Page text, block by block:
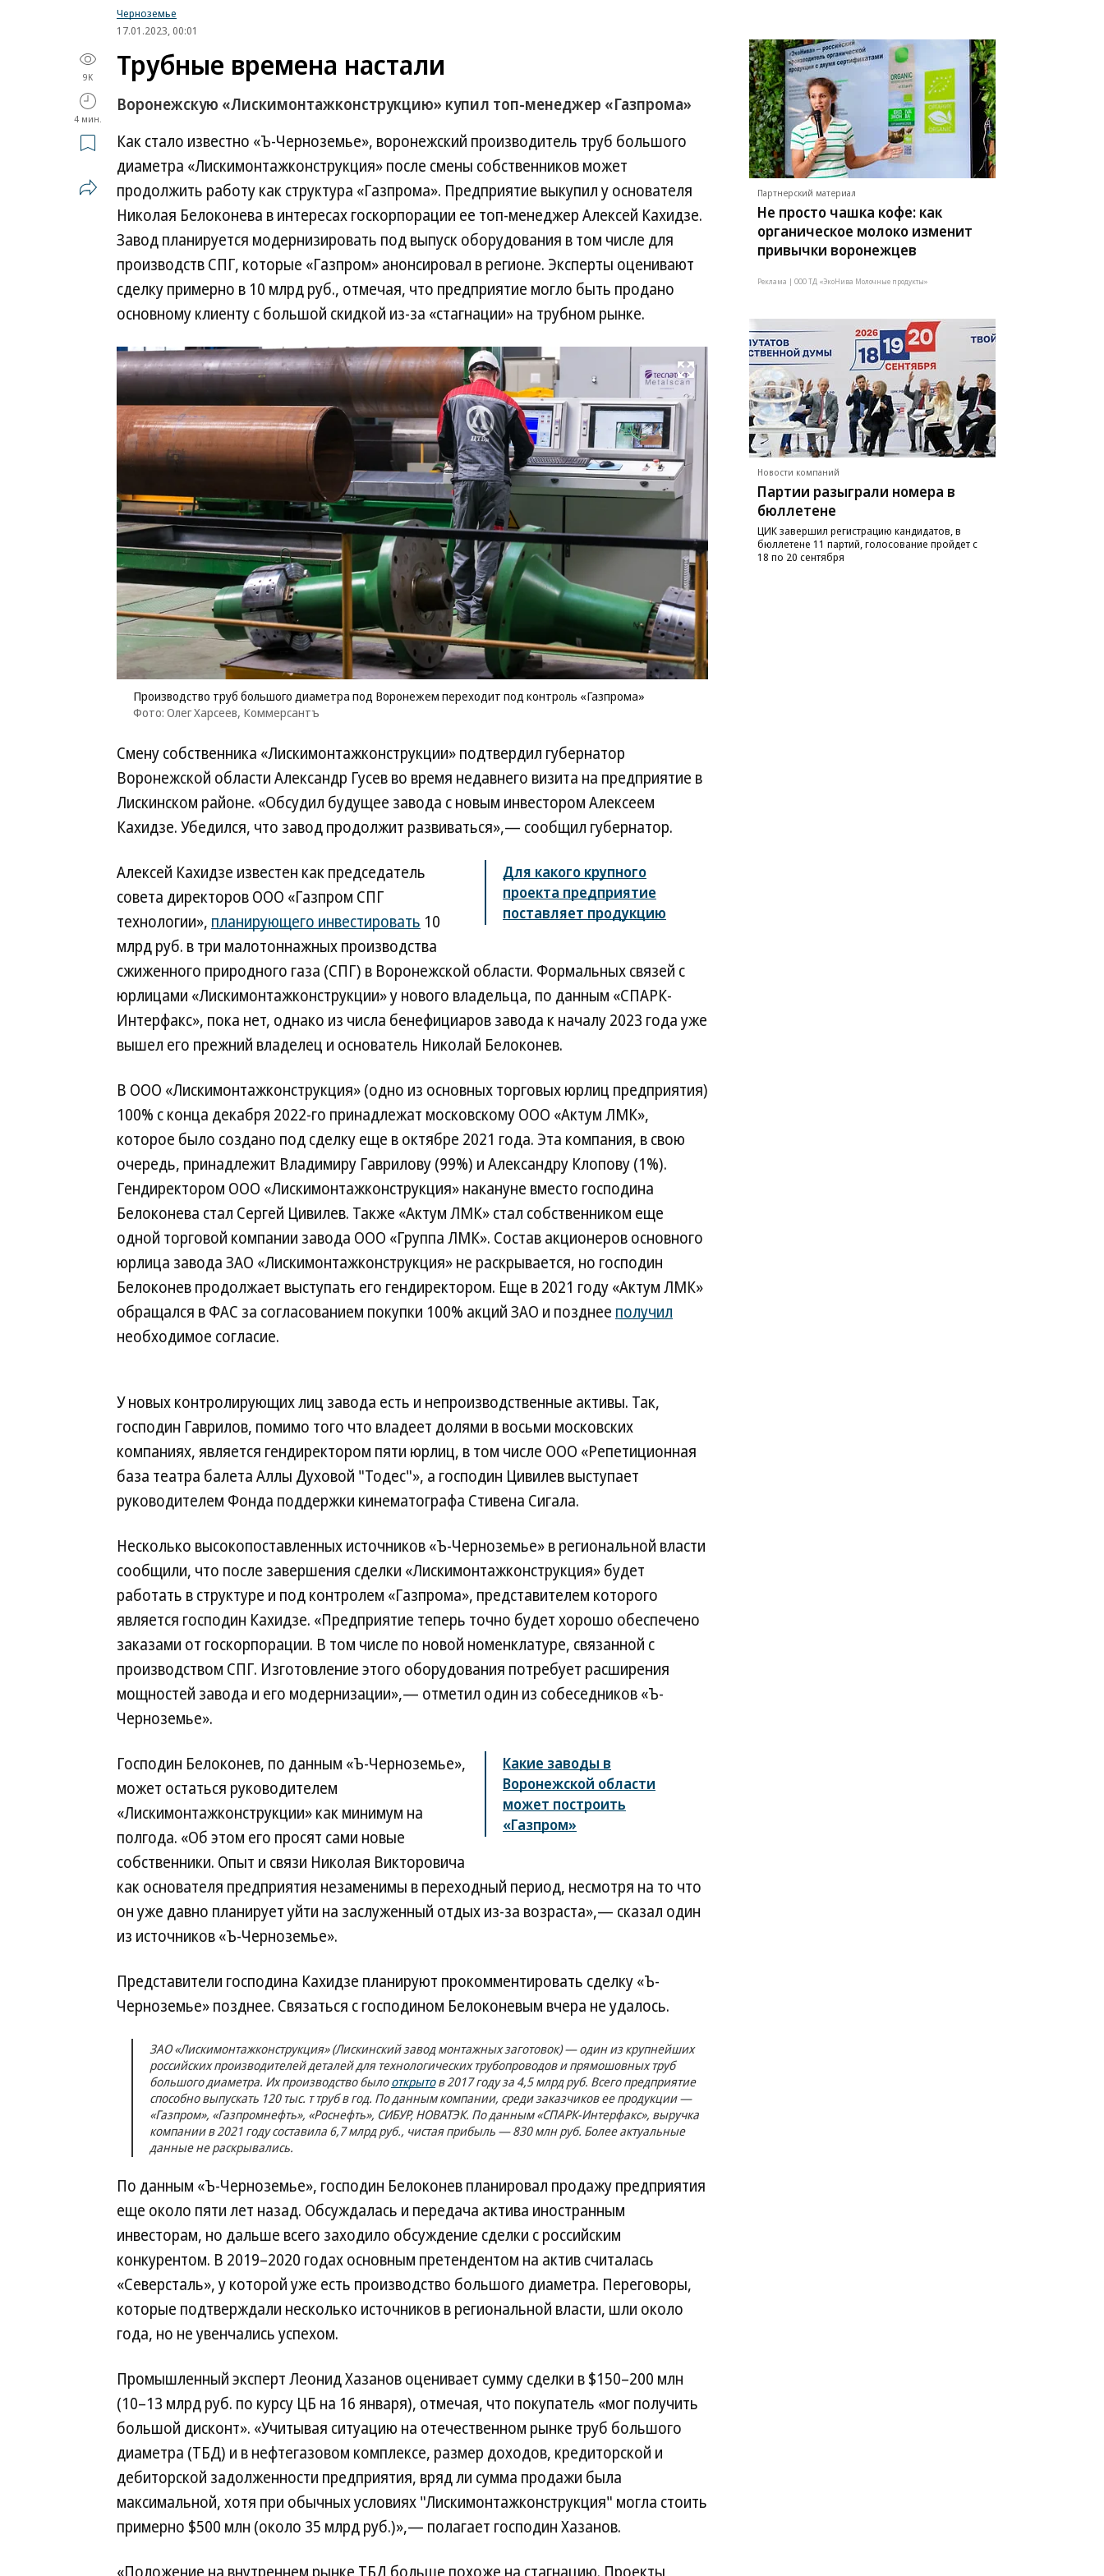
Черноземье
17.01.2023, 00:01
9K
4 мин.
Трубные времена настали
Воронежскую «Лискимонтажконструкцию» купил топ-менеджер «Газпрома»
Как стало известно «Ъ-Черноземье», воронежский производитель труб большого
диаметра «Лискимонтажконструкция» после смены собственников может
продолжить работу как структура «Газпрома». Предприятие выкупил у основателя
Николая Белоконева в интересах госкорпорации ее топ-менеджер Алексей Кахидзе.
Завод планируется модернизировать под выпуск оборудования в том числе для
производств СПГ, которые «Газпром» анонсировал в регионе. Эксперты оценивают
сделку примерно в 10 млрд руб., отмечая, что предприятие могло быть продано
основному клиенту с большой скидкой из-за «стагнации» на трубном рынке.
Развернуть на весь экран
Производство труб большого диаметра под Воронежем переходит под контроль «Газпрома»
Фото: Олег Харсеев, Коммерсантъ
Производство
большого
диаметра
Воронежем
переходит
контроль
«Газпрома»
Смену собственника «Лискимонтажконструкции» подтвердил губернатор
Воронежской области Александр Гусев во время недавнего визита на предприятие в
Лискинском районе. «Обсудил будущее завода с новым инвестором Алексеем
Кахидзе. Убедился, что завод продолжит развиваться»,— сообщил губернатор.
Для какого крупного
проекта предприятие
поставляет продукцию
Алексей Кахидзе известен как председатель
совета директоров ООО «Газпром СПГ
технологии», планирующего инвестировать 10
млрд руб. в три малотоннажных производства
сжиженного природного газа (СПГ) в Воронежской области. Формальных связей с
юрлицами «Лискимонтажконструкции» у нового владельца, по данным «СПАРК-
Интерфакс», пока нет, однако из числа бенефициаров завода к началу 2023 года уже
вышел его прежний владелец и основатель Николай Белоконев.
В ООО «Лискимонтажконструкция» (одно из основных торговых юрлиц предприятия)
100% с конца декабря 2022-го принадлежат московскому ООО «Актум ЛМК»,
которое было создано под сделку еще в октябре 2021 года. Эта компания, в свою
очередь, принадлежит Владимиру Гаврилову (99%) и Александру Клопову (1%).
Гендиректором ООО «Лискимонтажконструкция» накануне вместо господина
Белоконева стал Сергей Цивилев. Также «Актум ЛМК» стал собственником еще
одной торговой компании завода ООО «Группа ЛМК». Состав акционеров основного
юрлица завода ЗАО «Лискимонтажконструкция» не раскрывается, но господин
Белоконев продолжает выступать его гендиректором. Еще в 2021 году «Актум ЛМК»
обращался в ФАС за согласованием покупки 100% акций ЗАО и позднее получил
необходимое согласие.
У новых контролирующих лиц завода есть и непроизводственные активы. Так,
господин Гаврилов, помимо того что владеет долями в восьми московских
компаниях, является гендиректором пяти юрлиц, в том числе ООО «Репетиционная
база театра балета Аллы Духовой "Тодес"», а господин Цивилев выступает
руководителем Фонда поддержки кинематографа Стивена Сигала.
Несколько высокопоставленных источников «Ъ-Черноземье» в региональной власти
сообщили, что после завершения сделки «Лискимонтажконструкция» будет
работать в структуре и под контролем «Газпрома», представителем которого
является господин Кахидзе. «Предприятие теперь точно будет хорошо обеспечено
заказами от госкорпорации. В том числе по новой номенклатуре, связанной с
производством СПГ. Изготовление этого оборудования потребует расширения
мощностей завода и его модернизации»,— отметил один из собеседников «Ъ-
Черноземье».
Какие заводы в
Воронежской области
может построить
«Газпром»
Господин Белоконев, по данным «Ъ-Черноземье»,
может остаться руководителем
«Лискимонтажконструкции» как минимум на
полгода. «Об этом его просят сами новые
собственники. Опыт и связи Николая Викторовича
как основателя предприятия незаменимы в переходный период, несмотря на то что
он уже давно планирует уйти на заслуженный отдых из-за возраста»,— сказал один
из источников «Ъ-Черноземье».
Представители господина Кахидзе планируют прокомментировать сделку «Ъ-
Черноземье» позднее. Связаться с господином Белоконевым вчера не удалось.
ЗАО «Лискимонтажконструкция» (Лискинский завод монтажных заготовок) — один из крупнейших
российских производителей деталей для технологических трубопроводов и прямошовных труб
большого диаметра. Их производство былооткрытов 2017 году за 4,5 млрд руб. Всего предприятие
способно выпускать 120 тыс. т труб в год. По данным компании, среди заказчиков ее продукции —
«Газпром», «Газпромнефть», «Роснефть», СИБУР, НОВАТЭК. По данным «СПАРК-Интерфакс», выручка
компании в 2021 году составила 6,7 млрд руб., чистая прибыль — 830 млн руб. Более актуальные
данные не раскрывались.
По данным «Ъ-Черноземье», господин Белоконев планировал продажу предприятия
еще около пяти лет назад. Обсуждалась и передача актива иностранным
инвесторам, но дальше всего заходило обсуждение сделки с российским
конкурентом. В 2019–2020 годах основным претендентом на актив считалась
«Северсталь», у которой уже есть производство большого диаметра. Переговоры,
которые подтверждали несколько источников в региональной власти, шли около
года, но не увенчались успехом.
Промышленный эксперт Леонид Хазанов оценивает сумму сделки в $150–200 млн
(10–13 млрд руб. по курсу ЦБ на 16 января), отмечая, что покупатель «мог получить
большой дисконт». «Учитывая ситуацию на отечественном рынке труб большого
диаметра (ТБД) и в нефтегазовом комплексе, размер доходов, кредиторской и
дебиторской задолженности предприятия, вряд ли сумма продажи была
максимальной, хотя при обычных условиях "Лискимонтажконструкция" могла стоить
примерно $500 млн (около 35 млрд руб.)»,— полагает господин Хазанов.
Партнерский материал
Не просто чашка кофе: как
органическое молоко изменит
привычки воронежцев
Реклама | ООО ТД «ЭкоНива Молочные продукты»
Новости компаний
Партии разыграли номера в
бюллетене
ЦИК завершил регистрацию кандидатов, в
бюллетене 11 партий, голосование пройдет с
18 по 20 сентября